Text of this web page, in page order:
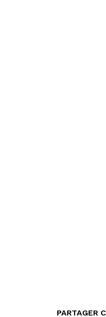
PARTAGER